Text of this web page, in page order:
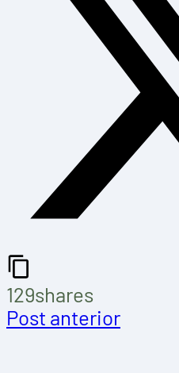
129shares
Post anterior